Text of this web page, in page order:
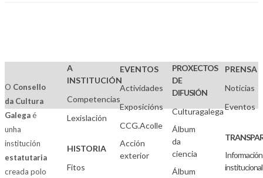
O Consello
da Cultura
Galegaé
unha
institución
estatutaria
creada polo
A
INSTITUCIÓN
Competencias
Lexislación
HISTORIA
Fitos
EVENTOS
Actividades
Exposicións
CCG.Acolle
Acción
exterior
PROXECTOS
DE
DIFUSIÓN
Culturagalega
Álbum
da
ciencia
Álbum
PRENSA
Noticias
Eventos
Información
institucional